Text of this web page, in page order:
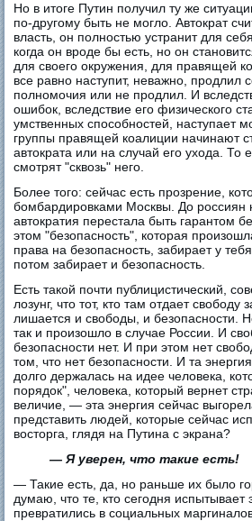
Но в итоге Путин получил ту же
по-другому быть не могло. Автократ
власть, он полностью устранит для
когда он вроде бы есть, но он
для своего окружения, для правящей
все равно наступит, неважно, продлил
полномочия или не продлил. И
ошибок, вследствие его физического
умственных способностей, наступает
группы правящей коалиции начинают
автократа или на случай его ухода. То
смотрят "сквозь" него.
Более того: сейчас есть прозрение,
бомбардировками Москвы. До россиян
автократия перестала быть гарантом
этом "безопасность", которая
права на безопасность, забирает у
потом забирает и безопасность.
Есть такой почти публицистический,
лозунг, что тот, кто там отдает свободу
лишается и свободы, и безопасности.
так и произошло в случае России. И
безопасности нет. И при этом нет
том, что нет безопасности. И та
долго держалась на идее человека,
порядок", человека, который вернет
величие, — эта энергия сейчас
представить людей, которые сейчас
восторга, глядя на Путина с экрана?
— Я уверен, что такие есть!
— Такие есть, да, но раньше их было
думаю, что те, кто сегодня испытывает
превратились в социальных